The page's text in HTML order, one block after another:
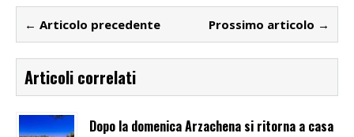
← Articolo precedente Prossimo articolo →
Articoli correlati
Dopo la domenica Arzachena si ritorna a casa